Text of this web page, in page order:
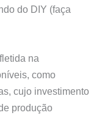
do DIY (faça
na
como
cujo investimento
produção